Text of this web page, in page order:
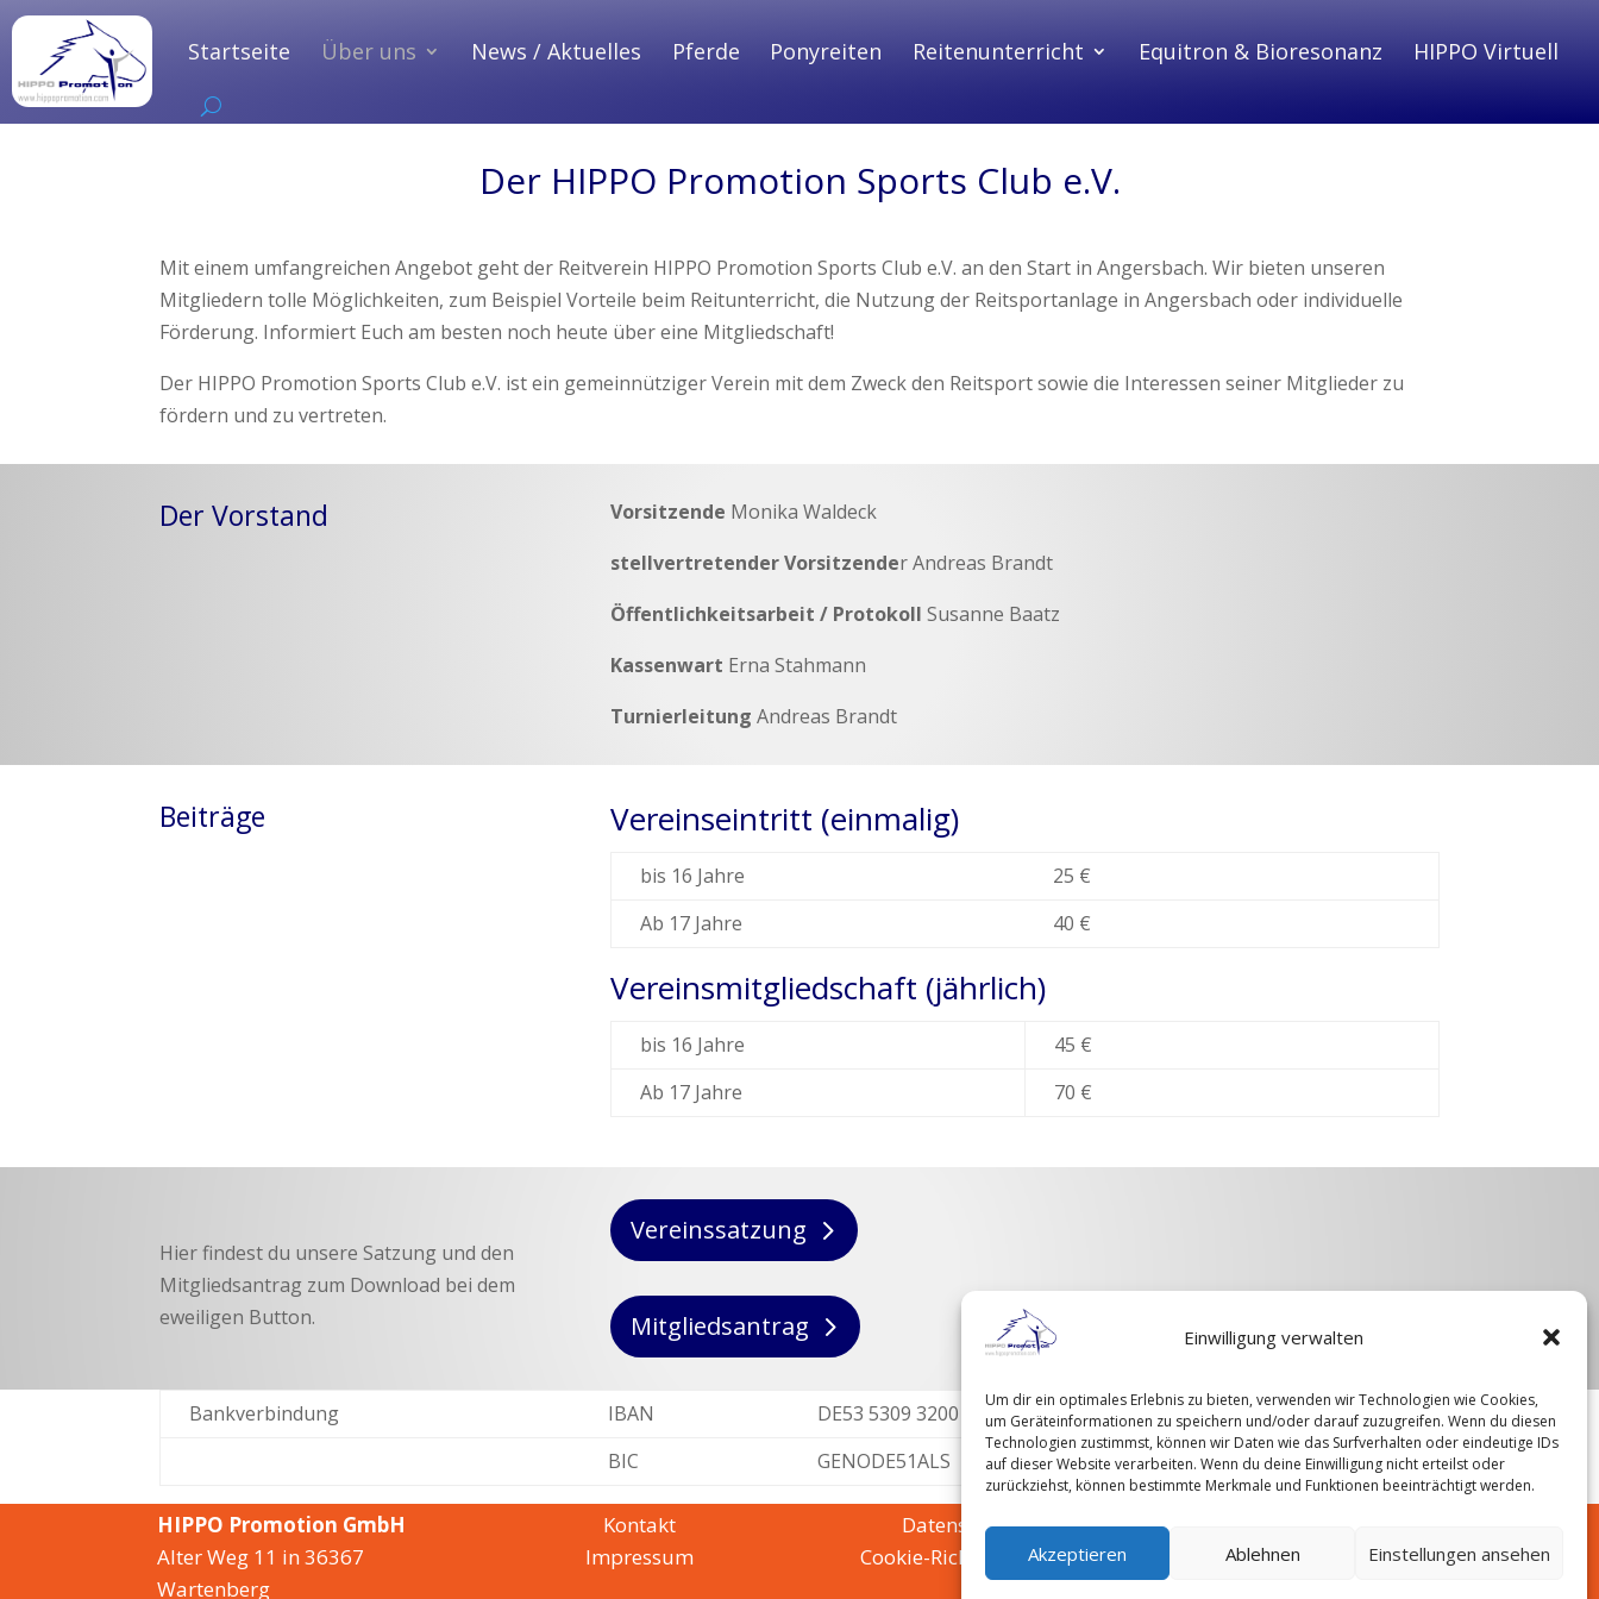
Einwilligung verwalten
Um dir ein optimales Erlebnis zu bieten, verwenden wir Technologien wie Cookies,
um Geräteinformationen zu speichern und/oder darauf zuzugreifen. Wenn du diesen
Technologien zustimmst, können wir Daten wie das Surfverhalten oder eindeutige IDs
auf dieser Website verarbeiten. Wenn du deine Einwilligung nicht erteilst oder
zurückziehst, können bestimmte Merkmale und Funktionen beeinträchtigt werden.
Akzeptieren Ablehnen Einstellungen ansehen
Startseite Über uns News / Aktuelles Pferde Ponyreiten Reitenunterricht Equitron & Bioresonanz HIPPO Virtuell
Der HIPPO Promotion Sports Club e.V.
Mit einem umfangreichen Angebot geht der Reitverein HIPPO Promotion Sports Club e.V. an den Start in Angersbach. Wir bieten unseren
Mitgliedern tolle Möglichkeiten, zum Beispiel Vorteile beim Reitunterricht, die Nutzung der Reitsportanlage in Angersbach oder individuelle
Förderung. Informiert Euch am besten noch heute über eine Mitgliedschaft!
Der HIPPO Promotion Sports Club e.V. ist ein gemeinnütziger Verein mit dem Zweck den Reitsport sowie die Interessen seiner Mitglieder zu
fördern und zu vertreten.
Der Vorstand Vorsitzende Monika Waldeck
stellvertretender Vorsitzender Andreas Brandt
Öffentlichkeitsarbeit / Protokoll Susanne Baatz
Kassenwart Erna Stahmann
Turnierleitung Andreas Brandt
Beiträge Vereinseintritt (einmalig)
bis 16 Jahre
25 €
Ab 17 Jahre
40 €
Vereinsmitgliedschaft (jährlich)
bis 16 Jahre
45 €
Ab 17 Jahre
70 €
Hier findest du unsere Satzung und den
Mitgliedsantrag zum Download bei dem
eweiligen Button.
Vereinssatzung
Mitgliedsantrag
Bankverbindung IBAN
DE53 5309 3200 0004 2859 99
BIC
GENODE51ALS
HIPPO Promotion GmbH
Alter Weg 11 in 36367
Wartenberg
Kontakt
Impressum
Datenschutz
Cookie-Richtlinie (EU)
Täglich 09:00 Uhr bis 18:00 Uhr.